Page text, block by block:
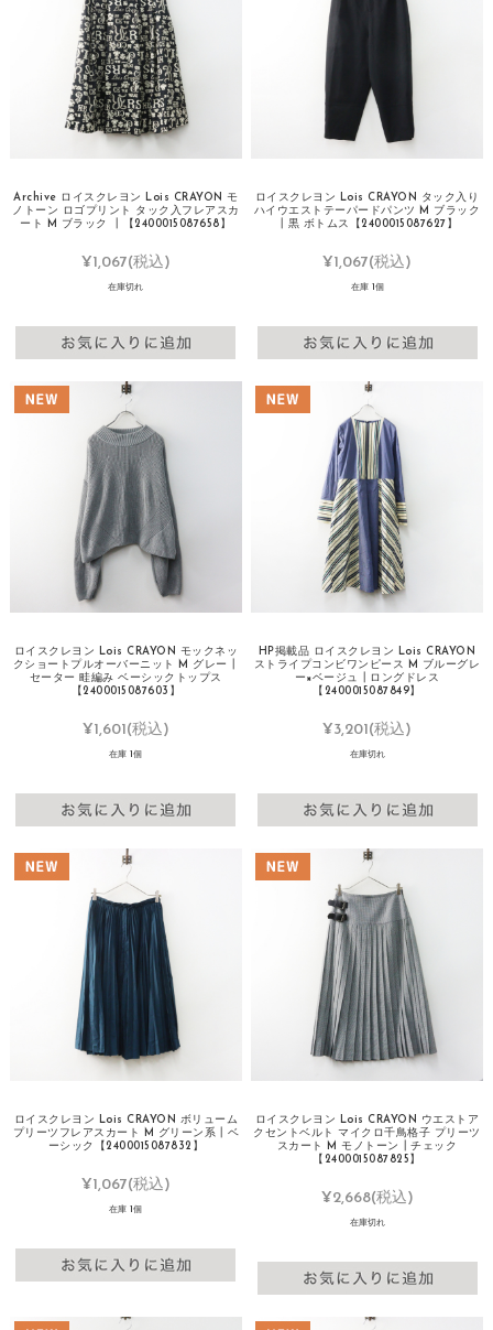
Archive ロイスクレヨン Lois CRAYON モ
ノトーン ロゴプリント タック入フレアスカ
ート M ブラック ┃【2400015087658】
¥1,067(税込)
在庫切れ
ロイスクレヨン Lois CRAYON タック入り
ハイウエストテーパードパンツ M ブラック
┃黒 ボトムス【2400015087627】
¥1,067(税込)
在庫 1個
ロイスクレヨン Lois CRAYON モックネッ
クショートプルオーバーニット M グレー┃
セーター 畦編み ベーシックトップス
【2400015087603】
¥1,601(税込)
在庫 1個
HP掲載品 ロイスクレヨン Lois CRAYON
ストライプコンビワンピース M ブルーグレ
ー×ベージュ┃ロングドレス
【2400015087849】
¥3,201(税込)
在庫切れ
ロイスクレヨン Lois CRAYON ボリューム
プリーツフレアスカート M グリーン系┃ベ
ーシック【2400015087832】
¥1,067(税込)
在庫 1個
ロイスクレヨン Lois CRAYON ウエストア
クセントベルト マイクロ千鳥格子 プリーツ
スカート M モノトーン┃チェック
【2400015087825】
¥2,668(税込)
在庫切れ